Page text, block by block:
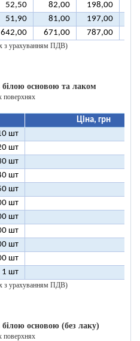
52,50 82,00 198,00
51,90 81,00 197,00
642,00 671,00 787,00
з урахуванням ПДВ)
білою основою та лаком
поверхнях
Ціна, грн
шт
шт
шт
шт
шт
шт
шт
шт
шт
шт
1 шт
з урахуванням ПДВ)
основою (без лаку)
поверхнях